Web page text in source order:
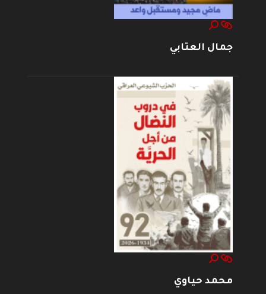
جمال العتابي
محمد حياوي